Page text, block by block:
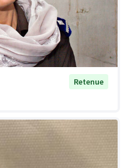
Retenue